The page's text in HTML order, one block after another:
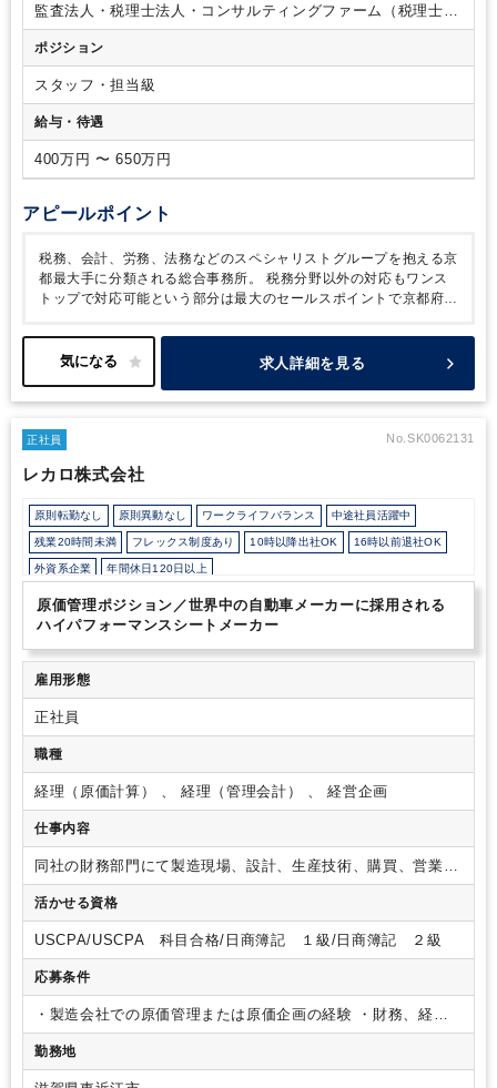
ます。・滋賀事務所には資産税部門もありますので、希望や
経験によって、携わっていただくことも可能
る方■相手の考えを聞いて理解できるとともに、自身の考え
についても分かりやすく伝えられる方■上司、仲間と協力
し、目標達成に向かって共働できる
監査法人・税理士法人・コンサルティングファーム（税理士法
人）
ポジション
スタッフ・担当級
給与・待遇
400万円 〜 650万円
アピールポイント
税務、会計、労務、法務などのスペシャリストグループを抱える京
都最大手に分類される総合事務所。
税務分野以外の対応もワンス
トップで対応可能という部分は最大のセールスポイントで京都府下
となり、クライアントから様々な相談を受け、各グループ法人と連
携をしながら仕事ができ、
知識も深める事が出来ます。研修制度
求人詳細を見る
正社員 No.SK0062131
レカロ株式会社
原則転勤なし 原則異動なし ワークライフバランス 中途社員活躍中
残業20時間未満 フレックス制度あり 10時以降出社OK 16時以前退社OK
外資系企業 年間休日120日以上
原価管理ポジション／世界中の自動車メーカーに採用される
ハイパフォーマンスシートメーカー
雇用形態
正社員
職種
経理（原価計算） 、 経理（管理会計） 、 経営企画
仕事内容
同社の財務部門にて製造現場、設計、生産技術、購買、営業と
協力しながら、原価情報の整備や原価企画、原価改善活動の方
針の策定をお任せします。具体的には・・・
画に関する業務 （見積原価設定、目標原価設定等）
・製品の
量産開始初期における原価管理に関する業務（実際原価算出、
実際原価分析等）
達成へ向けた活動の推進・経営陣に対し目標利益達成のため
の必要な提言を行う など
活かせる資格
USCPA/USCPA 科目合格/日商簿記 １級/日商簿記 ２級
応募条件
・製造会社での原価管理または原価企画の経験 ・財務、経理
の業務経験・生産現場の知識（原価のみならず要員、生産
性）・PCスキル（Excelは中級以上）
開発業務の概要を知っている
勤務地